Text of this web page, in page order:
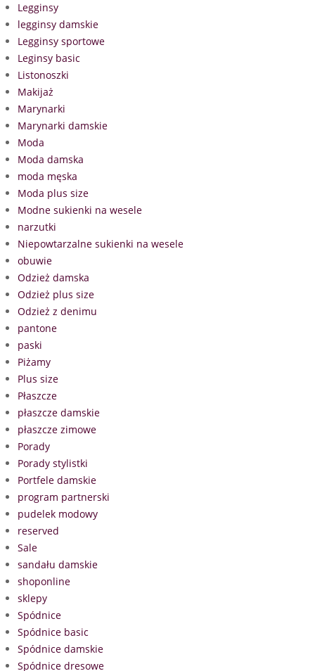
Legginsy
legginsy damskie
Legginsy sportowe
Leginsy basic
Listonoszki
Makijaż
Marynarki
Marynarki damskie
Moda
Moda damska
moda męska
Moda plus size
Modne sukienki na wesele
narzutki
Niepowtarzalne sukienki na wesele
obuwie
Odzież damska
Odzież plus size
Odzież z denimu
pantone
paski
Piżamy
Plus size
Płaszcze
płaszcze damskie
płaszcze zimowe
Porady
Porady stylistki
Portfele damskie
program partnerski
pudelek modowy
reserved
Sale
sandału damskie
shoponline
sklepy
Spódnice
Spódnice basic
Spódnice damskie
Spódnice dresowe